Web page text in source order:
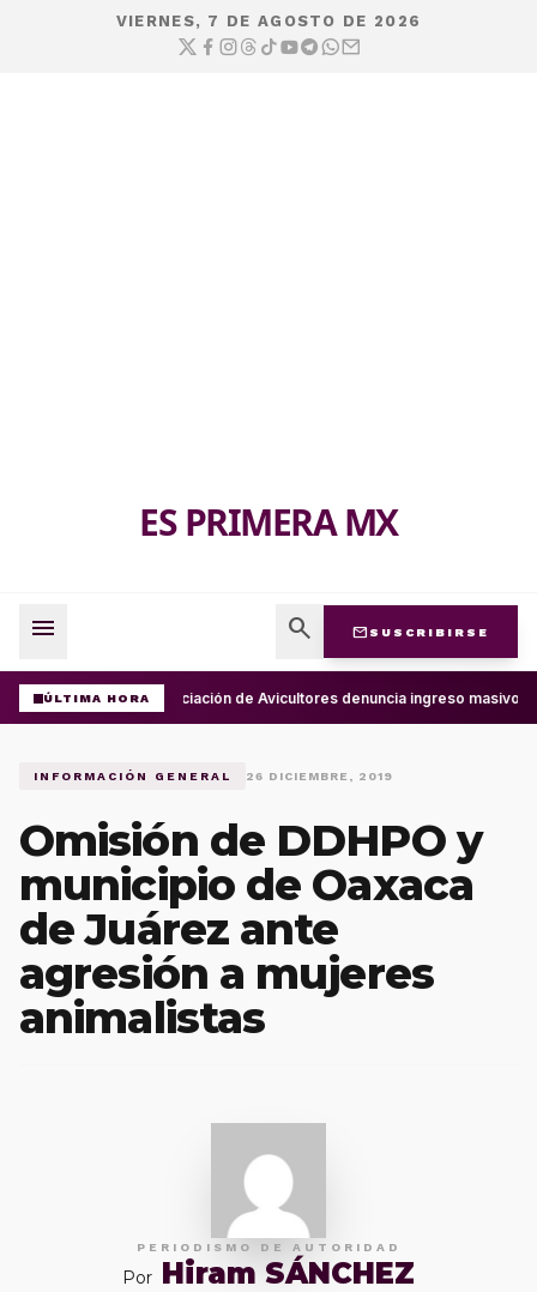
VIERNES, 7 DE AGOSTO DE 2026
ES PRIMERA MX
menu search mail SUSCRIBIRSE
ÚLTIMA HORAAsociación de Avicultores denuncia ingreso masivo
INFORMACIÓN GENERAL 26 DICIEMBRE, 2019
Omisión de DDHPO y
municipio de Oaxaca
de Juárez ante
agresión a mujeres
animalistas
PERIODISMO DE AUTORIDAD
Por Hiram SÁNCHEZ